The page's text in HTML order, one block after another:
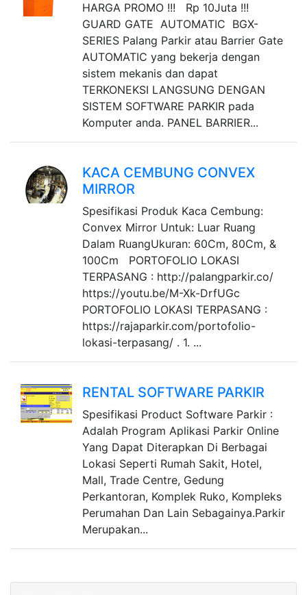
HARGA PROMO !!! Rp 10Juta !!!
GUARD GATE AUTOMATIC BGX-
SERIES Palang Parkir atau Barrier Gate
AUTOMATIC yang bekerja dengan
sistem mekanis dan dapat
TERKONEKSI LANGSUNG DENGAN
SISTEM SOFTWARE PARKIR pada
Komputer anda. PANEL BARRIER...
KACA CEMBUNG CONVEX
MIRROR
Spesifikasi Produk Kaca Cembung:
Convex Mirror Untuk: Luar Ruang
Dalam RuangUkuran: 60Cm, 80Cm, &
100Cm PORTOFOLIO LOKASI
TERPASANG : http://palangparkir.co/
https://youtu.be/M-Xk-DrfUGc
PORTOFOLIO LOKASI TERPASANG :
https://rajaparkir.com/portofolio-
lokasi-terpasang/ . 1. ...
RENTAL SOFTWARE PARKIR
Spesifikasi Product Software Parkir :
Adalah Program Aplikasi Parkir Online
Yang Dapat Diterapkan Di Berbagai
Lokasi Seperti Rumah Sakit, Hotel,
Mall, Trade Centre, Gedung
Perkantoran, Komplek Ruko, Kompleks
Perumahan Dan Lain Sebagainya.Parkir
Merupakan...